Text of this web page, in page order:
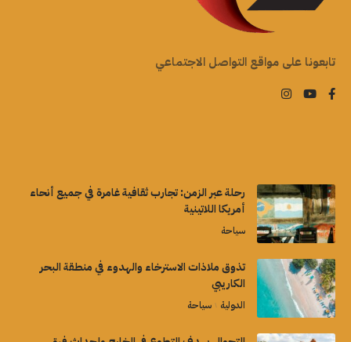
تابعونا على مواقع التواصل الاجتماعي
رحلة عبر الزمن: تجارب ثقافية غامرة في جميع أنحاء
أمريكا اللاتينية
سياحة
تذوق ملاذات الاسترخاء والهدوء في منطقة البحر
الكاريبي
الدولية سياحة